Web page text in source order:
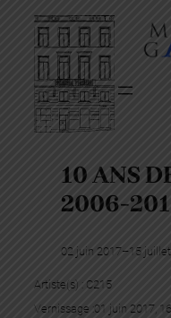
10 ANS
2006-
02 juin 2017–15
Artiste(s) : C215
Vernissage :01 juin 2017,